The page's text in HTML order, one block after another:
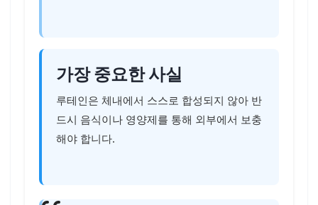
가장 중요한 사실
루테인은 체내에서 스스로 합성되지 않아 반
드시 음식이나 영양제를 통해 외부에서 보충
해야 합니다.